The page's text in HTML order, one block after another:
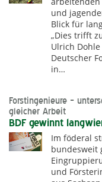
und
Blick für
„Dies trifft
Ulrich
Deutscher
in…
Forstingenieure –
gleicher Arbeit
BDF gewinnt
Im föderal
bundesweit
und